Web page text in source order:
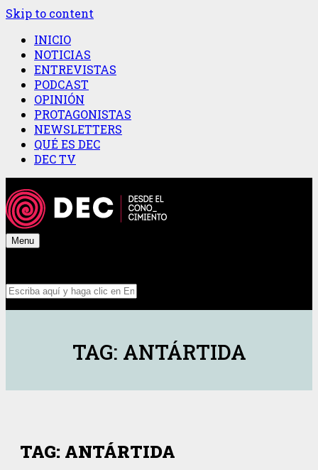
Skip to content
INICIO
NOTICIAS
ENTREVISTAS
PODCAST
OPINIÓN
PROTAGONISTAS
NEWSLETTERS
QUÉ ES DEC
DEC TV
Menu
TAG: ANTÁRTIDA
TAG: ANTÁRTIDA